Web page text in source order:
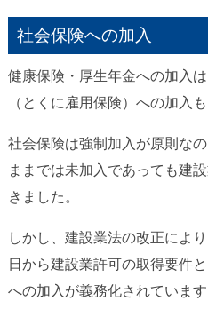
社会保険への加入
健康保険・厚生年金への加入
（とくに雇用保険）への加入
社会保険は強制加入が原則な
ままでは未加入であっても建
きました。
しかし、建設業法の改正によ
日から建設業許可の取得要件
への加入が義務化されています